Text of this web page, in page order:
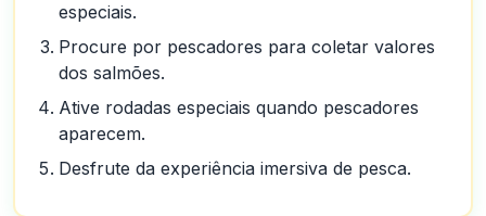
especiais.
Procure por pescadores para coletar valores
dos salmões.
Ative rodadas especiais quando pescadores
aparecem.
Desfrute da experiência imersiva de pesca.